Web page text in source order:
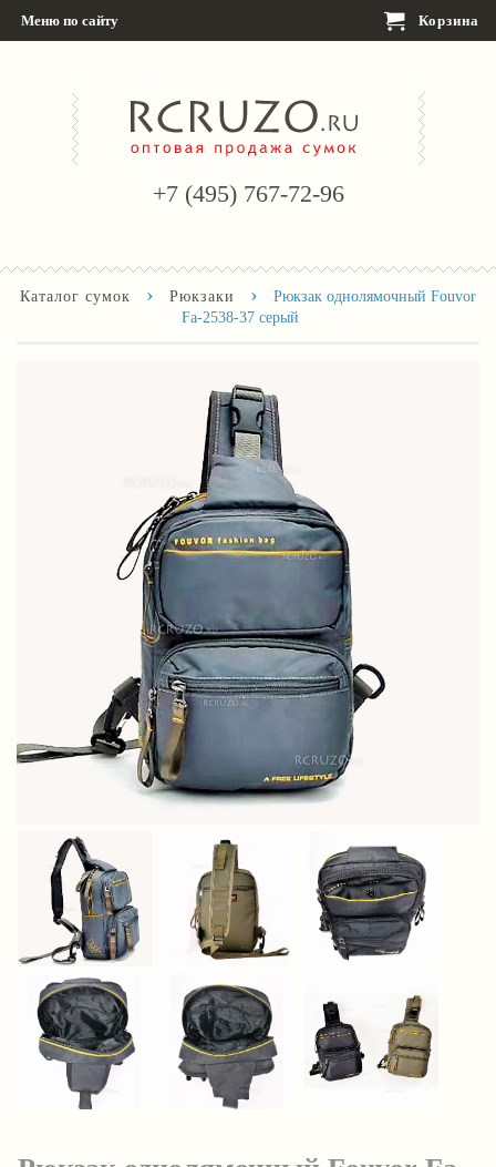
Меню по сайту Корзина
+7 (495) 767-72-96
Каталог сумок › Рюкзаки ›
Рюкзак однолямочный Fouvor
Fa-2538-37 серый